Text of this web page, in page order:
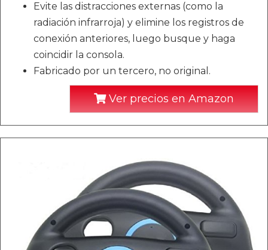
Evite las distracciones externas (como la
radiación infrarroja) y elimine los registros de
conexión anteriores, luego busque y haga
coincidir la consola.
Fabricado por un tercero, no original.
Ver precios en Amazon